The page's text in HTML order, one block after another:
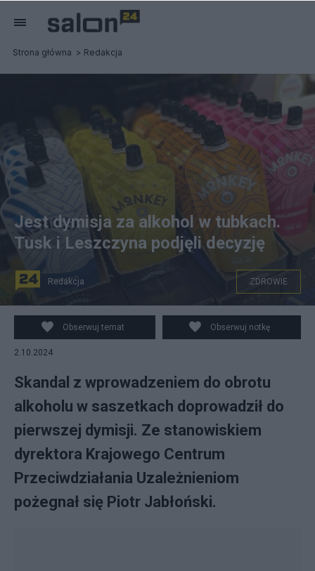
Strona główna Redakcja
Jest dymisja za alkohol w tubkach.
Tusk i Leszczyna podjęli decyzję
Redakcja ZDROWIE
Obserwuj temat Obserwuj notkę
2.10.2024
Skandal z wprowadzeniem do obrotu
alkoholu w saszetkach doprowadził do
pierwszej dymisji. Ze stanowiskiem
dyrektora Krajowego Centrum
Przeciwdziałania Uzależnieniom
pożegnał się Piotr Jabłoński.